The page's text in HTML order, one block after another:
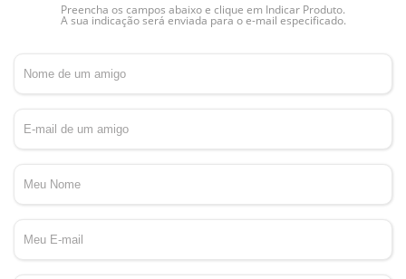
Preencha os campos abaixo e clique em Indicar Produto.
A sua indicação será enviada para o e-mail especificado.